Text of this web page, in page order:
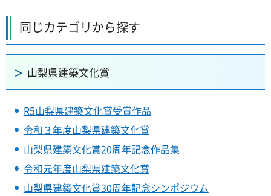
同じカテゴリから探す
山梨県建築文化賞
R5山梨県建築文化賞受賞作品
令和３年度山梨県建築文化賞
山梨県建築文化賞20周年記念作品集
令和元年度山梨県建築文化賞
山梨県建築文化賞30周年記念シンポジウム